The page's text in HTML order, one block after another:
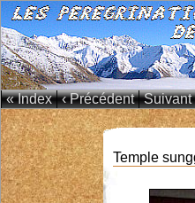
« Index ‹ Précédent Suivant
Temple